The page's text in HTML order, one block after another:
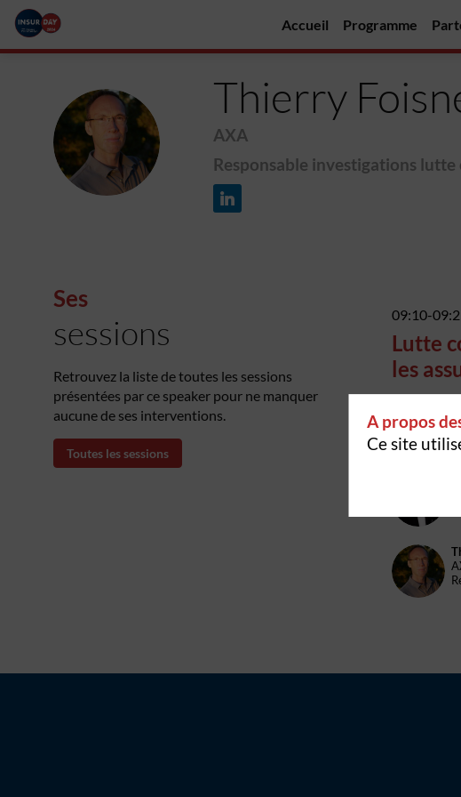
Accueil Programme
TF
Thierry
AXA
Responsable investigations
Ses
sessions
Retrouvez la liste de toutes les sessions
présentées par ce speaker pour ne manquer
aucune de ses interventions.
Toutes les sessions
09:10-
Lutte
les
TP
TF
A propos
Ce site